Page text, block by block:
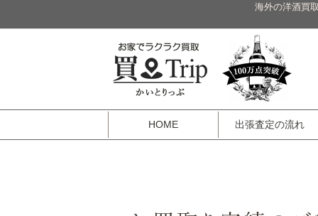
海外の洋酒買
HOME 出張査定の流れ